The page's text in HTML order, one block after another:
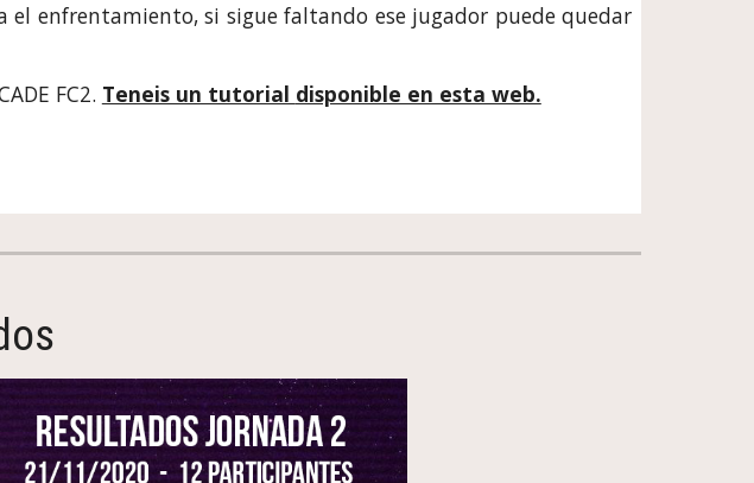
enfrentamiento, si sigue faltando ese jugador puede quedar
FC2. Teneis un tutorial disponible en esta web.